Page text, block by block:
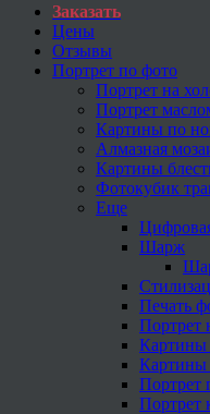
Заказать
Цены
Отзывы
Портрет по фото
Портрет на
Портрет
Картины по
Алмазная
Картины
Фотокубик
Еще
Шарж
Печать
Портрет
Картины
Картины
Портрет
Портрет